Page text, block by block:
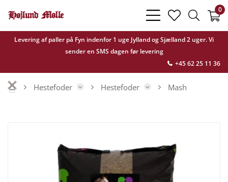
Levering af paller på Fyn indenfor 1 uge Jylland og Sjælland 2 uger. Vi
sender en SMS dagen før levering
+45 62 25 11 36
bars
light
heart
light
search
light
0
Hestefoder Hestefoder Mash